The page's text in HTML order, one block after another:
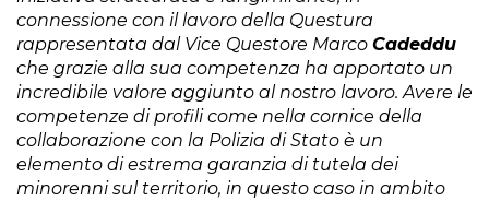
connessione con il lavoro della Questura
rappresentata dal Vice Questore Marco Cadeddu
che grazie alla sua competenza ha apportato un
incredibile valore aggiunto al nostro lavoro. Avere le
competenze di profili come nella cornice della
collaborazione con la Polizia di Stato è un
elemento di estrema garanzia di tutela dei
minorenni sul territorio, in questo caso in ambito